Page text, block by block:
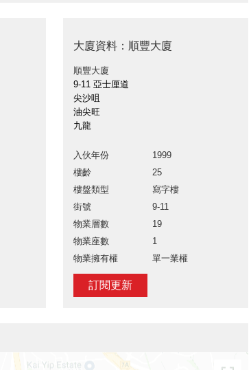
大廈資料：順豐大廈
順豐大廈
9-11 亞士厘道
尖沙咀
油尖旺
九龍
入伙年份
1999
樓齡
25
樓盤類型
寫字樓
街號
9-11
物業層數
19
物業座數
1
物業擁有權
單一業權
訂閱更新